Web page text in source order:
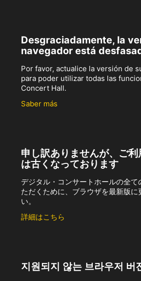
Desgraciadamente, la
navegador está
Por favor, actualice la versión de
para poder utilizar todas las
Concert Hall.
Saber más
申し訳ありませんが、ご
は古くなっております
デジタル・コンサートホールの全て
ただくために、ブラウザを最新版に
い。
詳細はこちら
지원되지 않는 브라우저 버